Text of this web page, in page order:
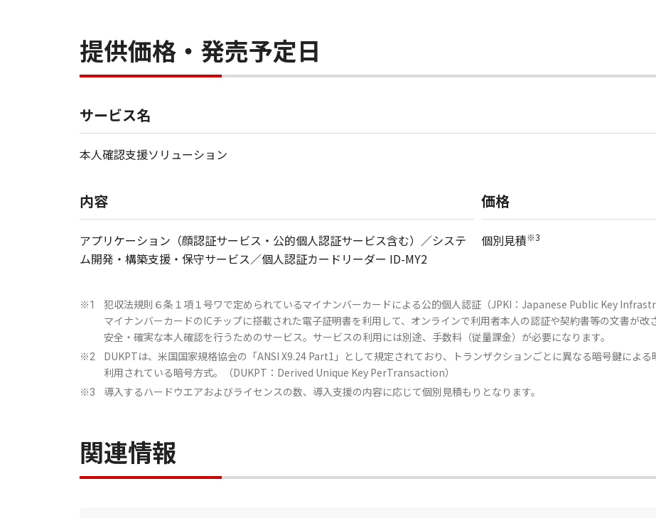
提供価格・発売予定日
サービス名
本人確認支援ソリューション
内容
アプリケーション（顔認証サービス・公的個人認証サービス含む）／システ
ム開発・構築支援・保守サービス／個人認証カードリーダー ID-MY2
価格
個別見積※3
※1
犯収法規則６条１項１号ワで定められているマイナンバーカードによる公的個人認証（JPKI：Japanese Public Key
マイナンバーカードのICチップに搭載された電子証明書を利用して、オンラインで利用者本人の認証や契約書等の文書が
安全・確実な本人確認を行うためのサービス。サービスの利用には別途、手数料（従量課金）が必要になります。
※2
DUKPTは、米国国家規格協会の「ANSI X9.24 Part1」として規定されており、トランザクションごとに異なる暗号鍵によ
利用されている暗号方式。（DUKPT：Derived Unique Key PerTransaction）
※3 導入するハードウエアおよびライセンスの数、導入支援の内容に応じて個別見積もりとなります。
関連情報